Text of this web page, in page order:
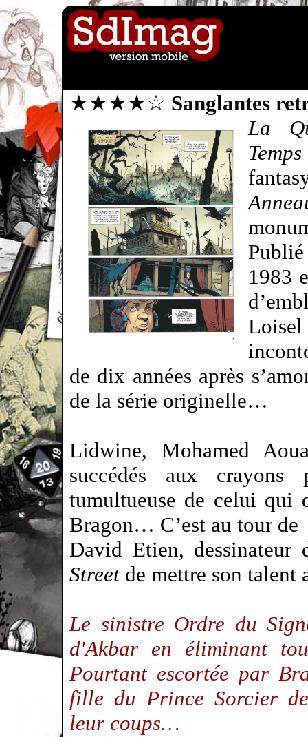
★★★★☆ Sanglantes
La
Temps
1983
de dix années après
de la série originelle…
Lidwine, Mohamed
succédés aux
tumultueuse de celui qui
Bragon… C’est au tour de
David Etien, dessinateur
Streetde mettre son talent
Le sinistre Ordre du
d'Akbar en éliminant
Pourtant escortée par
fille du Prince Sorcier
leur coups…